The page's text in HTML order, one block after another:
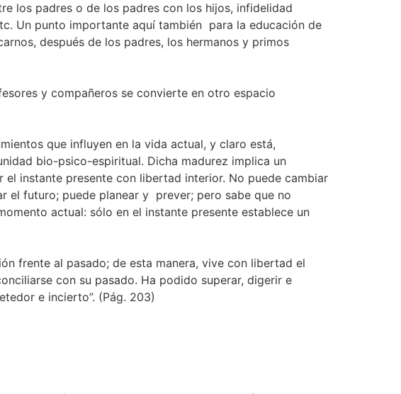
los padres o de los padres con los hijos, infidelidad
Un punto importante aquí también para la educación de
después de los padres, los hermanos y primos
y compañeros se convierte en otro espacio
que influyen en la vida actual, y claro está,
bio-psico-espiritual. Dicha madurez implica un
instante presente con libertad interior. No puede cambiar
el futuro; puede planear y prever; pero sabe que no
actual: sólo en el instante presente establece un
frente al pasado; de esta manera, vive con libertad el
con su pasado. Ha podido superar, digerir e
e incierto”. (Pág. 203)